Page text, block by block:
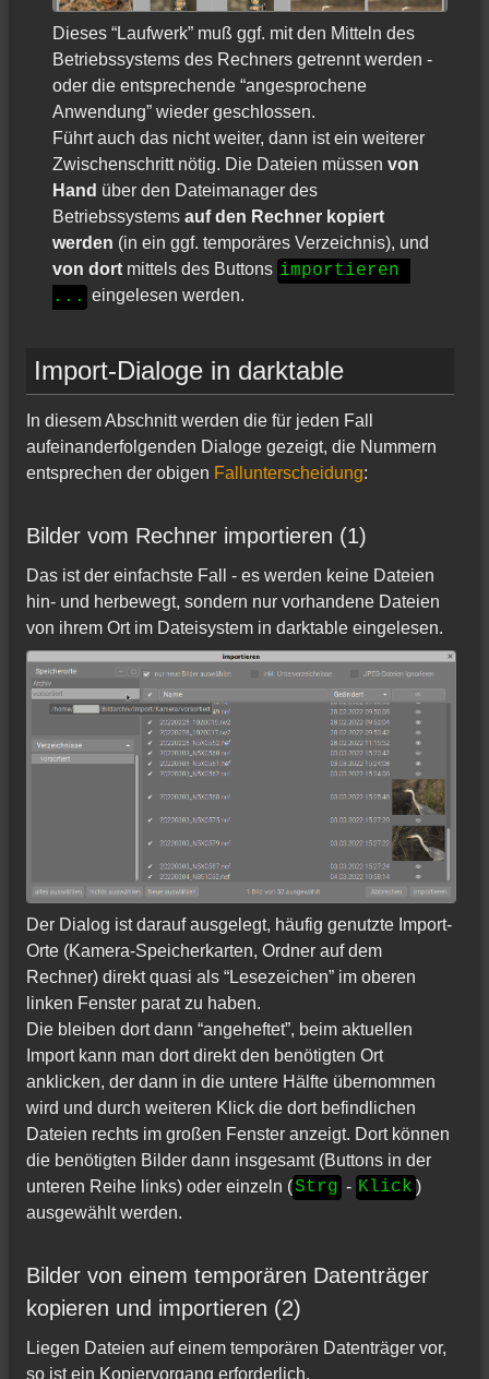
Dieses “Laufwerk” muß ggf. mit den Mitteln des
Betriebssystems des Rechners getrennt werden -
oder die entsprechende “angesprochene
Anwendung” wieder geschlossen.
Führt auch das nicht weiter, dann ist ein weiterer
Zwischenschritt nötig. Die Dateien müssen von
Hand über den Dateimanager des
Betriebssystems auf den Rechner kopiert
werden (in ein ggf. temporäres Verzeichnis), und
von dort mittels des Buttons importieren
... eingelesen werden.
Import-Dialoge in darktable
In diesem Abschnitt werden die für jeden Fall
aufeinanderfolgenden Dialoge gezeigt, die Nummern
entsprechen der obigen Fallunterscheidung:
Bilder vom Rechner importieren (1)
Das ist der einfachste Fall - es werden keine Dateien
hin- und herbewegt, sondern nur vorhandene Dateien
von ihrem Ort im Dateisystem in darktable eingelesen.
Der Dialog ist darauf ausgelegt, häufig genutzte Import-
Orte (Kamera-Speicherkarten, Ordner auf dem
Rechner) direkt quasi als “Lesezeichen” im oberen
linken Fenster parat zu haben.
Die bleiben dort dann “angeheftet”, beim aktuellen
Import kann man dort direkt den benötigten Ort
anklicken, der dann in die untere Hälfte übernommen
wird und durch weiteren Klick die dort befindlichen
Dateien rechts im großen Fenster anzeigt. Dort können
die benötigten Bilder dann insgesamt (Buttons in der
unteren Reihe links) oder einzeln (Strg - Klick )
ausgewählt werden.
Bilder von einem temporären Datenträger
kopieren und importieren (2)
Liegen Dateien auf einem temporären Datenträger vor,
so ist ein Kopiervorgang erforderlich.